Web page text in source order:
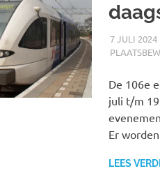
7 JULI 2024
De 106e
juli t/m 19
Er
LEES